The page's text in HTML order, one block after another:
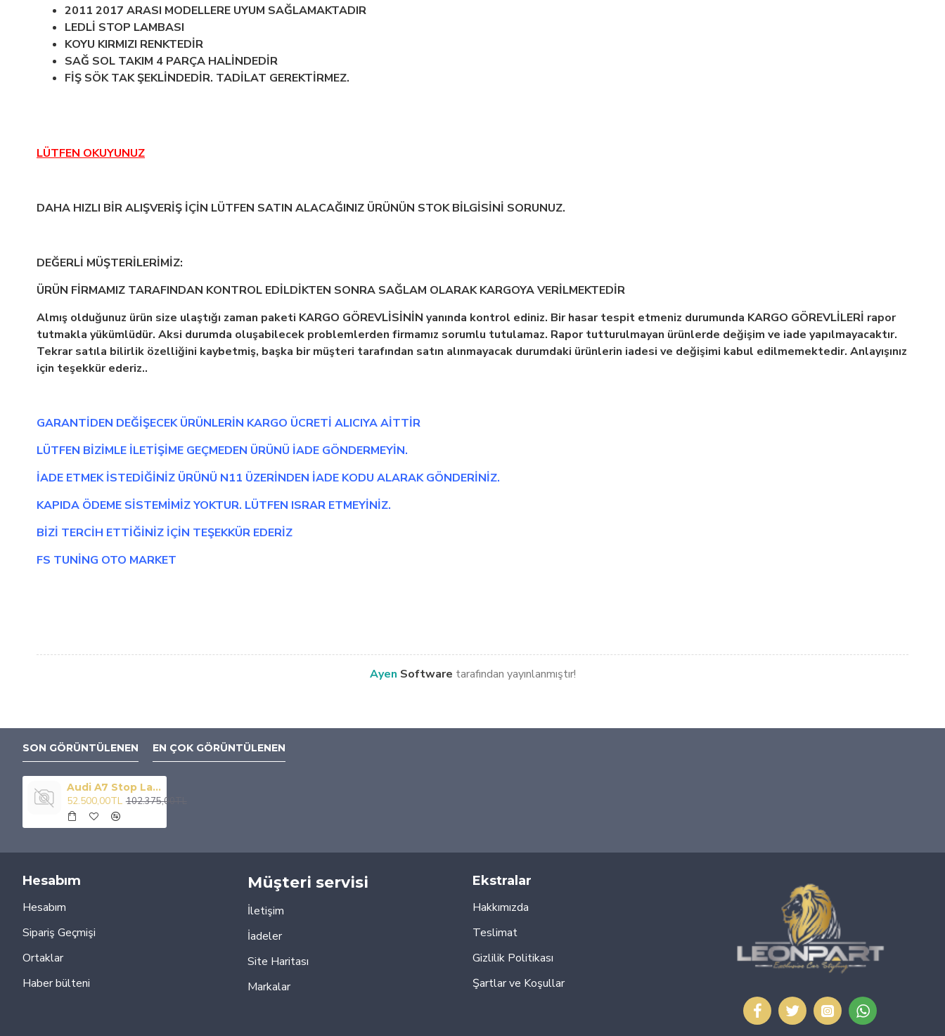
2011 2017 ARASI MODELLERE UYUM SAĞLAMAKTADIR
LEDLİ STOP LAMBASI
KOYU KIRMIZI RENKTEDİR
SAĞ SOL TAKIM 4 PARÇA HALİNDEDİR
FİŞ SÖK TAK ŞEKLİNDEDİR. TADİLAT GEREKTİRMEZ.
LÜTFEN OKUYUNUZ
DAHA HIZLI BİR ALIŞVERİŞ İÇİN LÜTFEN SATIN ALACAĞINIZ ÜRÜNÜN STOK BİLGİSİNİ SORUNUZ.
DEĞERLİ MÜŞTERİLERİMİZ:
ÜRÜN FİRMAMIZ TARAFINDAN KONTROL EDİLDİKTEN SONRA SAĞLAM OLARAK KARGOYA VERİLMEKTEDİR
Almış olduğunuz ürün size ulaştığı zaman paketi KARGO GÖREVLİSİNİN yanında kontrol ediniz. Bir hasar tespit etmeniz durumunda KARGO GÖREVLİLERİ rapor
tutmakla yükümlüdür. Aksi durumda oluşabilecek problemlerden firmamız sorumlu tutulamaz. Rapor tutturulmayan ürünlerde değişim ve iade yapılmayacaktır.
Tekrar satıla bilirlik özelliğini kaybetmiş, başka bir müşteri tarafından satın alınmayacak durumdaki ürünlerin iadesi ve değişimi kabul edilmemektedir. Anlayışınız
için teşekkür ederiz..
GARANTİDEN DEĞİŞECEK ÜRÜNLERİN KARGO ÜCRETİ ALICIYA AİTTİR
LÜTFEN BİZİMLE İLETİŞİME GEÇMEDEN ÜRÜNÜ İADE GÖNDERMEYİN.
İADE ETMEK İSTEDİĞİNİZ ÜRÜNÜ N11 ÜZERİNDEN İADE KODU ALARAK GÖNDERİNİZ.
KAPIDA ÖDEME SİSTEMİMİZ YOKTUR. LÜTFEN ISRAR ETMEYİNİZ.
BİZİ TERCİH ETTİĞİNİZ İÇİN TEŞEKKÜR EDERİZ
FS TUNİNG OTO MARKET
Ayen Software tarafından yayınlanmıştır!
SON GÖRÜNTÜLENEN EN ÇOK GÖRÜNTÜLENEN
Audi A7 Stop Lambası Ledli Facelift Model Rs7 2011 / 2017
52.500,00TL 102.375,00TL
Hesabım
Hesabım
Sipariş Geçmişi
Ortaklar
Haber bülteni
Müşteri servisi
İletişim
İadeler
Site Haritası
Markalar
Ekstralar
Hakkımızda
Teslimat
Gizlilik Politikası
Şartlar ve Koşullar